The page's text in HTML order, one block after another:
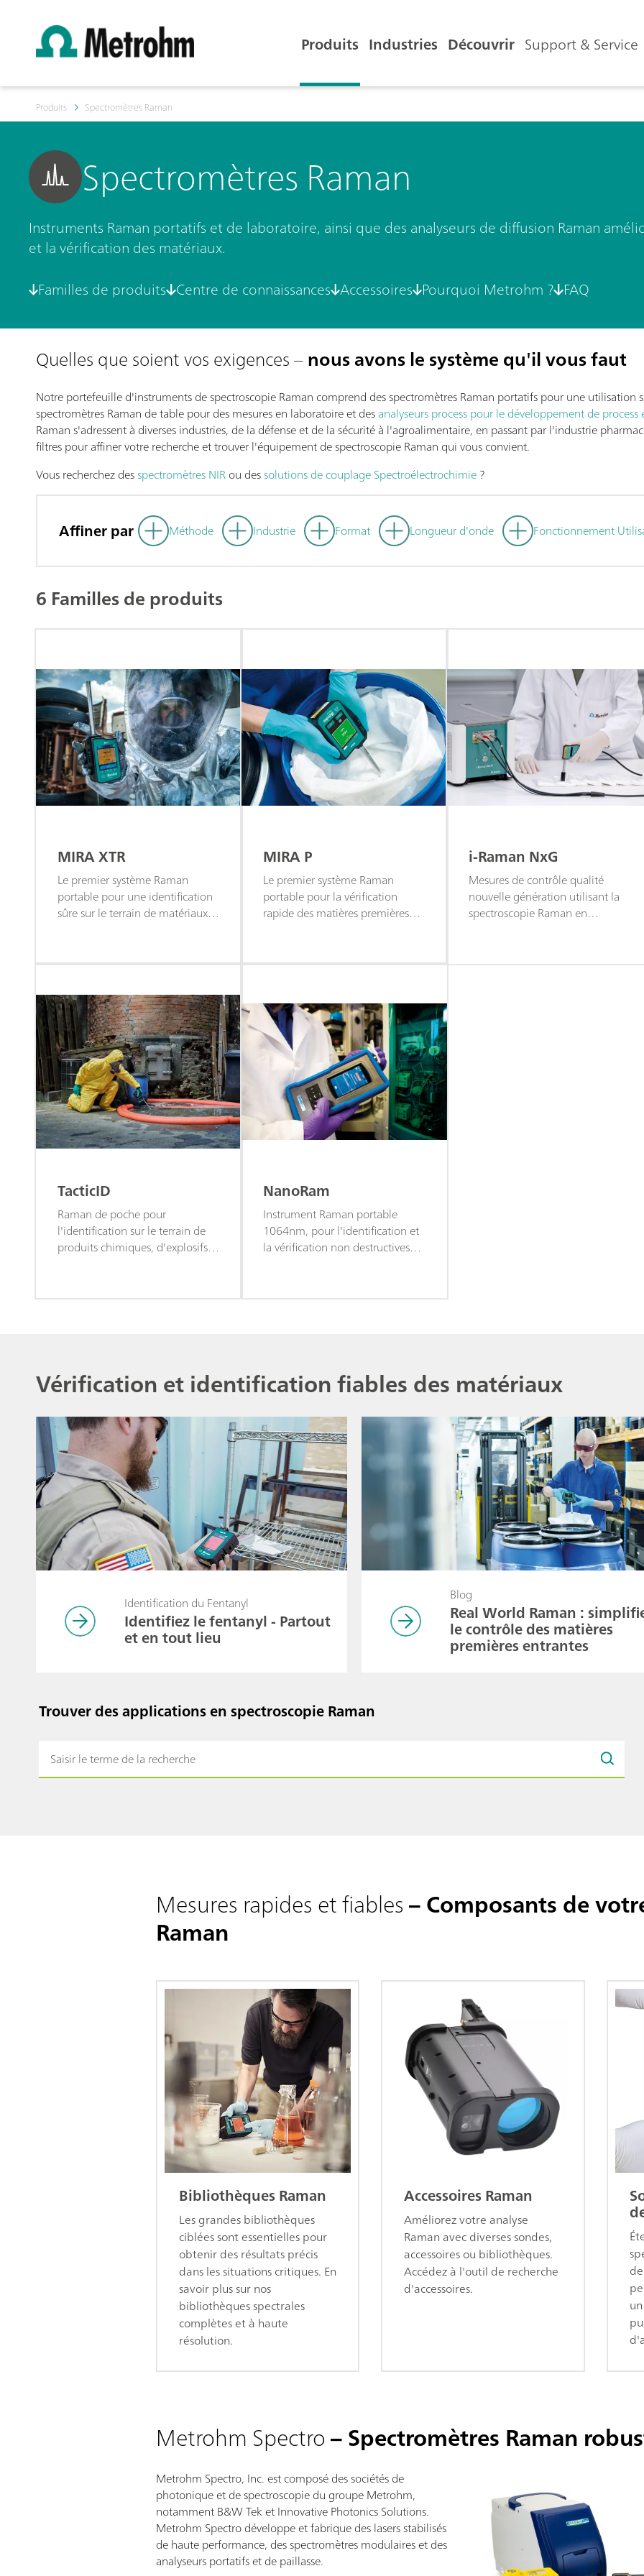
Produits Industries Découvrir Support & Service
Produits Spectromètres Raman
Spectromètres Raman
Instruments Raman portatifs et de laboratoire, ainsi que des analyseurs de diffusion Raman
et la vérification des matériaux.
Familles de produits Centre de connaissances Accessoires Pourquoi Metrohm ? FAQ
Quelles que soient vos exigences –nous avons le système qu'il vous faut
Notre portefeuille d'instruments de spectroscopie Raman comprend des spectromètres Raman portatifs pour une utilisation
spectromètres Raman de table pour des mesures en laboratoire et desanalyseurs process pour le développement de
Raman s'adressent à diverses industries, de la défense et de la sécurité à l'agroalimentaire, en passant par l'industrie
filtres pour affiner votre recherche et trouver l'équipement de spectroscopie Raman qui vous convient.
Vous recherchez desspectromètres NIRou dessolutions de couplage Spectroélectrochimie?
Affiner par Méthode Industrie Format Longueur d'onde
6 Familles de produits
MIRA XTR
Le premier système Raman
portable pour une identification
sûre sur le terrain de matériaux
MIRA P
Le premier système Raman
portable pour la vérification
rapide des matières premières
i-Raman NxG
Mesures de contrôle qualité
nouvelle génération utilisant la
spectroscopie Raman en
TacticID
Raman de poche pour
l'identification sur le terrain de
produits chimiques, d'explosifs,
dangereuses ou rencontrées.
NanoRam
Instrument Raman portable
1064nm, pour l'identification et
la vérification non destructives
et les produits intermédiaires.
Vérification et identification fiables des matériaux
Identification du Fentanyl
Identifiez le fentanyl - Partout
et en tout lieu
Blog
Real World Raman :
le contrôle des matières
premières entrantes
Trouver des applications en spectroscopie Raman
Mesures rapides et fiables– Composants de
Raman
Bibliothèques Raman
Les grandes bibliothèques
ciblées sont essentielles pour
obtenir des résultats précis
dans les situations critiques. En
savoir plus sur nos
bibliothèques spectrales
complètes et à haute
résolution.
Accessoires Raman
Améliorez votre analyse
Raman avec diverses sondes,
accessoires ou bibliothèques.
Accédez à l'outil de recherche
d'accessoires.
Metrohm Spectro– Spectromètres Raman
Metrohm Spectro, Inc. est composé des sociétés de
photonique et de spectroscopie du groupe Metrohm,
notamment B&W Tek et Innovative Photonics Solutions.
Metrohm Spectro développe et fabrique des lasers stabilisés
de haute performance, des spectromètres modulaires et des
analyseurs portatifs et de paillasse.